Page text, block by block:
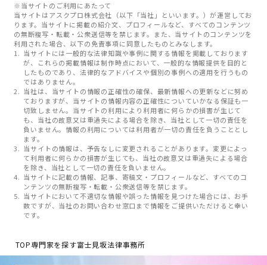
※当サイトのご利用にあたって
当サイトはアスクプロ株式会社（以下「当社」といいます。）が運営してお
ります。当サイトに掲載の紹介文、プロフィールなど、すべてのコンテンツ
の無断複写・転載・公衆送信等を禁じます。また、当サイトのコンテンツを
利用された場合、以下の免責事項に同意したものとみなします。
当サイトには一般的な法律知識や事例に関する情報を掲載しております
が、これらの掲載情報は制作時点において、一般的な情報提供を目的と
したものであり、法律的なアドバイスや個別の事例への適用を行うもの
ではありません。
当社は、当サイトの情報の正確性の確保、最新情報への更新などに努め
ておりますが、当サイトの情報内容の正確性についていかなる保証も一
切致しません。当サイトの利用により利用者に何らかの損害が生じて
も、当社の故意又は重過失による場合を除き、当社として一切の責任を
負いません。情報の利用については利用者が一切の責任を負うこととし
ます。
当サイトの情報は、予告なしに変更されることがあります。変更によっ
て利用者に何らかの損害が生じても、当社の故意又は重過失による場合
を除き、当社として一切の責任を負いません。
当サイトに記載の情報、記事、寄稿文・プロフィールなど、すべてのコ
ンテンツの無断複写・転載・公衆送信等を禁じます。
当サイトにおいて不適切な情報や誤った情報を見つけた場合には、お手
数ですが、当社のお問い合わせ窓口まで情報をご提供いただけると幸い
です。
TOP専門家を探す富士見坂法律事務所